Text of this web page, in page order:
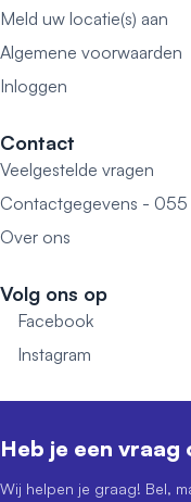
Meld uw locatie(s) aan
Algemene voorwaarden
Inloggen
Contact
Veelgestelde vragen
Contactgegevens - 055
Over ons
Volg ons op
Facebook
Instagram
Heb je een
Wij helpen je graag! Bel,